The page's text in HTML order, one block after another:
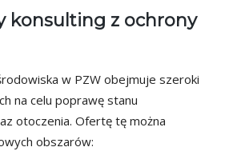
konsulting z ochrony
w PZW obejmuje szeroki
na celu poprawę stanu
otoczenia. Ofertę tę można
obszarów: